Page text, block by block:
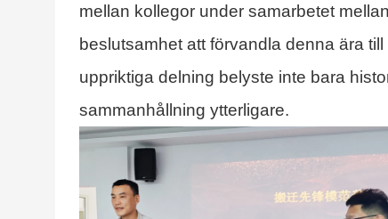
mellan kollegor under samarbetet
beslutsamhet att förvandla denna ära
uppriktiga delning belyste inte bara
sammanhållning ytterligare.